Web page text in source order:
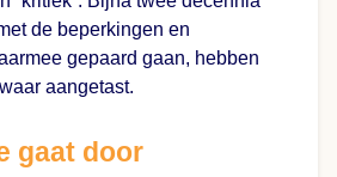
de beperkingen en
gepaard gaan, hebben
aangetast.
gaat door